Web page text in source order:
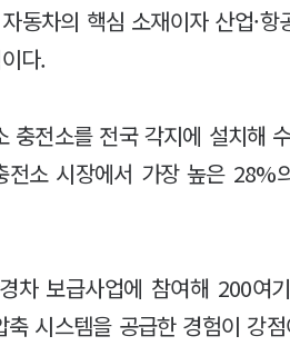
동차의 핵심 소재이자 산업·항
다.
충전소를 전국 각지에 설치해
소 시장에서 가장 높은 28%
차 보급사업에 참여해 200여
시스템을 공급한 경험이 강